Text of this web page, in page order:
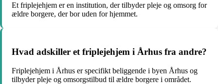
Et friplejehjem er en institution, der tilbyder pleje og omsorg for
ældre borgere, der bor uden for hjemmet.
Hvad adskiller et friplejehjem i Århus fra andre?
Friplejehjem i Århus er specifikt beliggende i byen Århus og
tilbyder pleje og omsorgstilbud til ældre borgere i området.